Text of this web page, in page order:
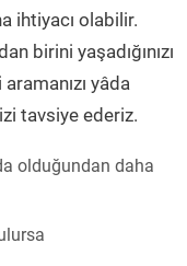
ihtiyacı olabilir.
birini yaşadığınızı
yâda
tavsiye ederiz.
olduğundan daha